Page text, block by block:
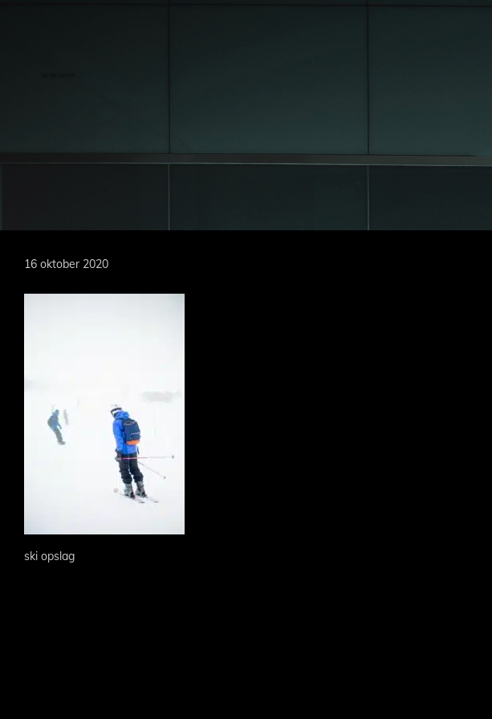
16 oktober 2020
ski opslag